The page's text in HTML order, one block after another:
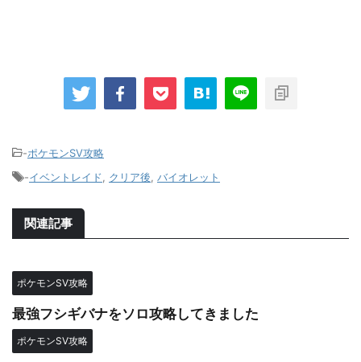
-ポケモンSV攻略
-イベントレイド, クリア後, バイオレット
関連記事
ポケモンSV攻略
最強フシギバナをソロ攻略してきました
ポケモンSV攻略